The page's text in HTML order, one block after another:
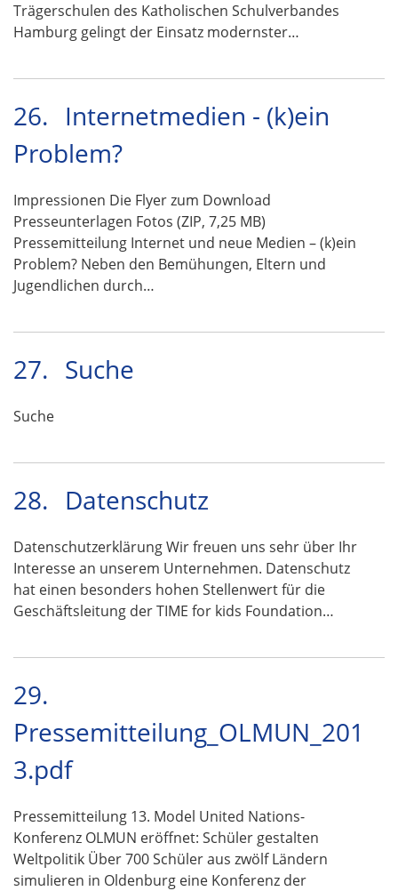
Trägerschulen des Katholischen Schulverbandes
Hamburg gelingt der Einsatz modernster…
26. Internetmedien - (k)ein
Problem?
Impressionen Die Flyer zum Download
Presseunterlagen Fotos (ZIP, 7,25 MB)
Pressemitteilung Internet und neue Medien – (k)ein
Problem? Neben den Bemühungen, Eltern und
Jugendlichen durch…
27. Suche
Suche
28. Datenschutz
Datenschutzerklärung Wir freuen uns sehr über Ihr
Interesse an unserem Unternehmen. Datenschutz
hat einen besonders hohen Stellenwert für die
Geschäftsleitung der TIME for kids Foundation…
29.
Pressemitteilung_OLMUN_201
3.pdf
Pressemitteilung 13. Model United Nations-
Konferenz OLMUN eröffnet: Schüler gestalten
Weltpolitik Über 700 Schüler aus zwölf Ländern
simulieren in Oldenburg eine Konferenz der